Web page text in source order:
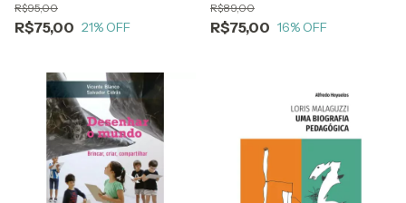
Desenvolvimento Infantil -
Myrtha Chockler
R$75,00
R$95,00
21% OFF
1a Edição - Milton Andrade -
Mentoria De Augusto Cury
R$75,00
R$89,00
16% OFF